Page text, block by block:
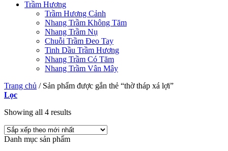
Trầm Hương
Trầm Hương Cảnh
Nhang Trầm Không Tăm
Nhang Trầm Nụ
Chuỗi Trầm Đeo Tay
Tinh Dầu Trầm Hương
Nhang Trầm Có Tăm
Nhang Trầm Vân Mây
Trang chủ /Sản phẩm được gắn thẻ “thờ tháp xá lợi”
Lọc
Showing all 4 results
Danh mục sản phẩm